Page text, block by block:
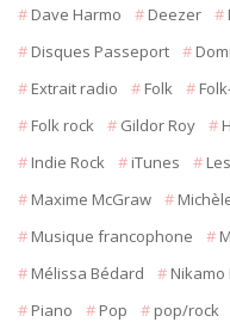
Dave Harmo
Deezer
Disques Passeport
Extrait radio
Folk
Folk rock
Gildor Roy
Indie Rock
iTunes
Maxime McGraw
Musique francophone
Mélissa Bédard
Nikamo
Piano
Pop pop/rock